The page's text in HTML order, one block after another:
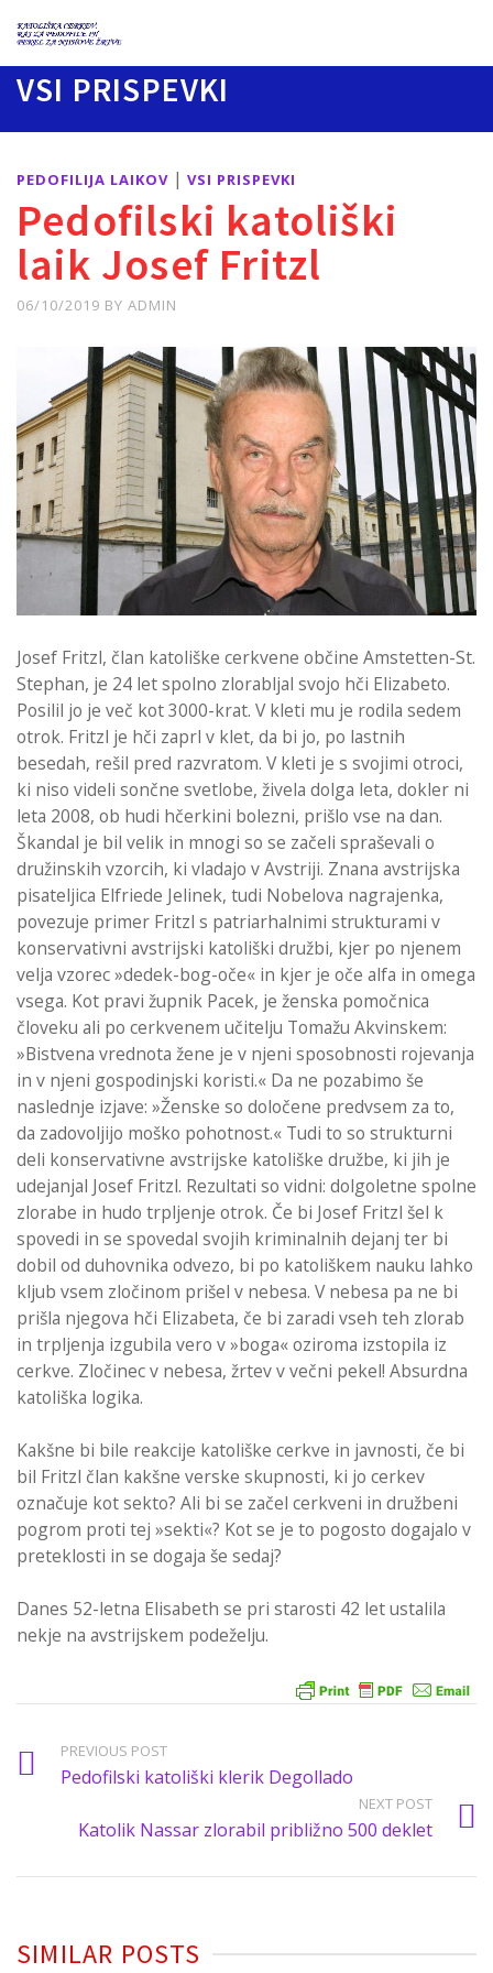
VSI PRISPEVKI
PEDOFILIJA LAIKOV | VSI PRISPEVKI
Pedofilski katoliški
laik Josef Fritzl
06/10/2019 BY ADMIN
Josef Fritzl, član katoliške cerkvene občine Amstetten-St.
Stephan, je 24 let spolno zlorabljal svojo hči Elizabeto.
Posilil jo je več kot 3000-krat. V kleti mu je rodila sedem
otrok. Fritzl je hči zaprl v klet, da bi jo, po lastnih
besedah, rešil pred razvratom. V kleti je s svojimi otroci,
ki niso videli sončne svetlobe, živela dolga leta, dokler ni
leta 2008, ob hudi hčerkini bolezni, prišlo vse na dan.
Škandal je bil velik in mnogi so se začeli spraševali o
družinskih vzorcih, ki vladajo v Avstriji. Znana avstrijska
pisateljica Elfriede Jelinek, tudi Nobelova nagrajenka,
povezuje primer Fritzl s patriarhalnimi strukturami v
konservativni avstrijski katoliški družbi, kjer po njenem
velja vzorec »dedek-bog-oče« in kjer je oče alfa in omega
vsega. Kot pravi župnik Pacek, je ženska pomočnica
človeku ali po cerkvenem učitelju Tomažu Akvinskem:
»Bistvena vrednota žene je v njeni sposobnosti rojevanja
in v njeni gospodinjski koristi.« Da ne pozabimo še
naslednje izjave: »Ženske so določene predvsem za to,
da zadovoljijo moško pohotnost.« Tudi to so strukturni
deli konservativne avstrijske katoliške družbe, ki jih je
udejanjal Josef Fritzl. Rezultati so vidni: dolgoletne spolne
zlorabe in hudo trpljenje otrok. Če bi Josef Fritzl šel k
spovedi in se spovedal svojih kriminalnih dejanj ter bi
dobil od duhovnika odvezo, bi po katoliškem nauku lahko
kljub vsem zločinom prišel v nebesa. V nebesa pa ne bi
prišla njegova hči Elizabeta, če bi zaradi vseh teh zlorab
in trpljenja izgubila vero v »boga« oziroma izstopila iz
cerkve. Zločinec v nebesa, žrtev v večni pekel! Absurdna
katoliška logika.
Kakšne bi bile reakcije katoliške cerkve in javnosti, če bi
bil Fritzl član kakšne verske skupnosti, ki jo cerkev
označuje kot sekto? Ali bi se začel cerkveni in družbeni
pogrom proti tej »sekti«? Kot se je to pogosto dogajalo v
preteklosti in se dogaja še sedaj?
Danes 52-letna Elisabeth se pri starosti 42 let ustalila
nekje na avstrijskem podeželju.
PREVIOUS POST
Pedofilski katoliški klerik Degollado
NEXT POST
Katolik Nassar zlorabil približno 500 deklet
SIMILAR POSTS